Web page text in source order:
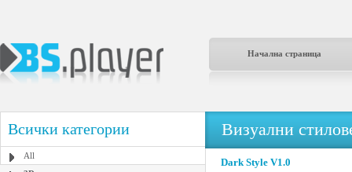
Начална страница
Всички категории
All
Визуални
Dark Style V1.0